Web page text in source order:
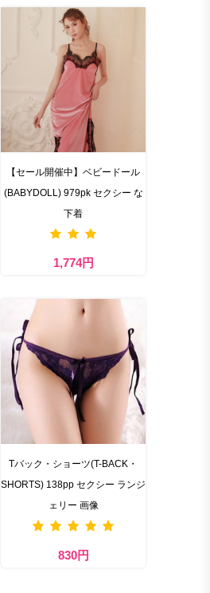
【セール開催中】ベビードール
(BABYDOLL) 979pk セクシー な
下着
1,774円
Tバック・ショーツ(T-BACK・
SHORTS) 138pp セクシー ランジ
ェリー 画像
830円